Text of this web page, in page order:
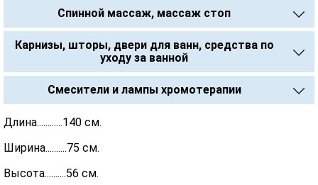
Спинной массаж, массаж стоп
Карнизы, шторы, двери для ванн, средства по
уходу за ванной
Смесители и лампы хромотерапии
Длина............140 см.
Ширина..........75 см.
Высота..........56 см.